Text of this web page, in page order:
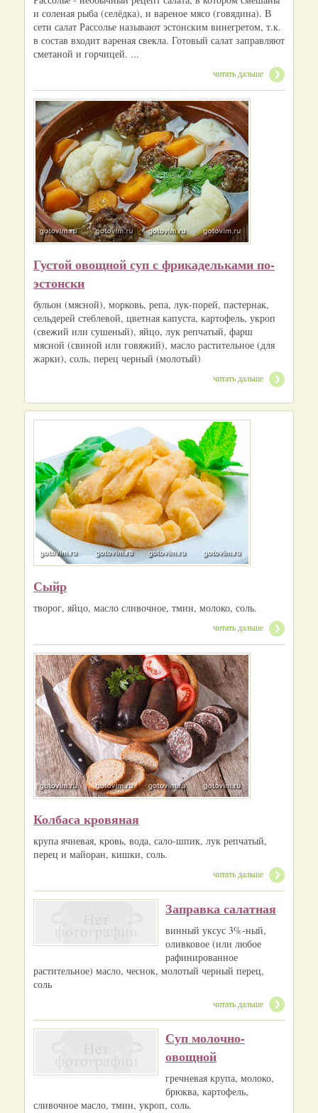
и соленая рыба (селёдка), и вареное мясо (говядина). В
сети салат Рассолье называют эстонским винегретом, т.к.
в состав входит вареная свекла. Готовый салат заправляют
сметаной и горчицей. ...
читать дальше
Густой овощной суп с фрикадельками по-
эстонски
бульон (мясной), морковь, репа, лук-порей, пастернак,
сельдерей стеблевой, цветная капуста, картофель, укроп
(свежий или сушеный), яйцо, лук репчатый, фарш
мясной (свиной или говяжий), масло растительное (для
жарки), соль, перец черный (молотый)
читать дальше
Сыйр
творог, яйцо, масло сливочное, тмин, молоко, соль.
читать дальше
Колбаса кровяная
крупа ячневая, кровь, вода, сало-шпик, лук репчатый,
перец и майоран, кишки, соль.
читать дальше
Заправка салатная
винный уксус 3%-ный,
оливковое (или любое
рафинированное
растительное) масло, чеснок, молотый черный перец,
соль
читать дальше
Суп молочно-
овощной
гречневая крупа, молоко,
брюква, картофель,
сливочное масло, тмин, укроп, соль.